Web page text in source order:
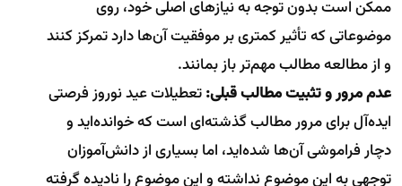
ممکن است بدون توجه به نیازهای اصلی خود، روی
موضوعاتی که تأثیر کمتری بر موفقیت آن‌ها دارد تمرکز کنند
و از مطالعه مطالب مهم‌تر باز بمانند.
عدم مرور و تثبیت مطالب قبلی:تعطیلات عید نوروز فرصتی
ایده‌آل برای مرور مطالب گذشته‌ای است که خوانده‌اید و
دچار فراموشی آن‌ها شده‌اید، اما بسیاری از دانش‌آموزان
توجهی به این موضوع نداشته و این موضوع را نادیده گرفته